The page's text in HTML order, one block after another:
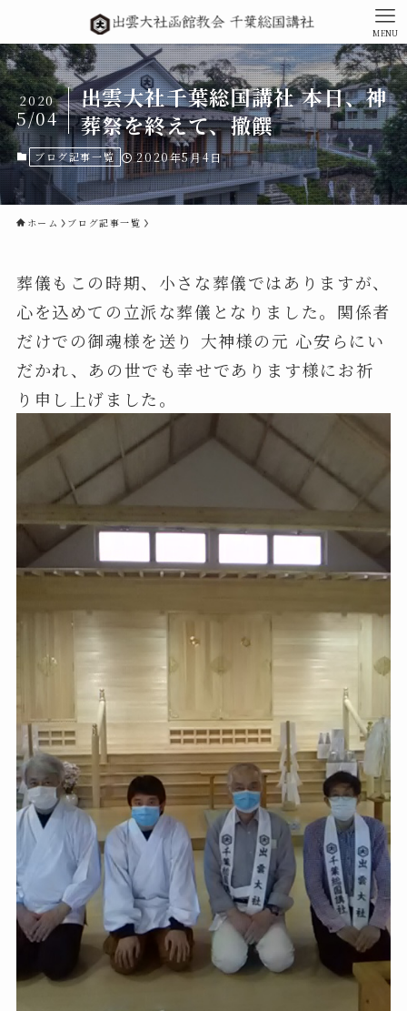
MENU
出雲大社千葉総国講社 本日、神
葬祭を終えて、撤饌
2020
5/04
ブログ記事一覧 2020年5月4日
ホーム ブログ記事一覧
葬儀もこの時期、小さな葬儀ではありますが、
心を込めての立派な葬儀となりました。関係者
だけでの御魂様を送り 大神様の元 心安らにい
だかれ、あの世でも幸せであります様にお祈
り申し上げました。